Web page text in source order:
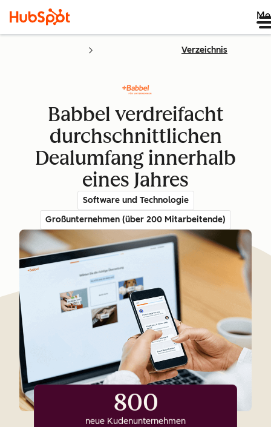
Verzeichnis
Babbel verdreifacht
durchschnittlichen
Dealumfang innerhalb
eines Jahres
Software und Technologie
Großunternehmen (über 200 Mitarbeitende)
800
neue Kudenunternehmen